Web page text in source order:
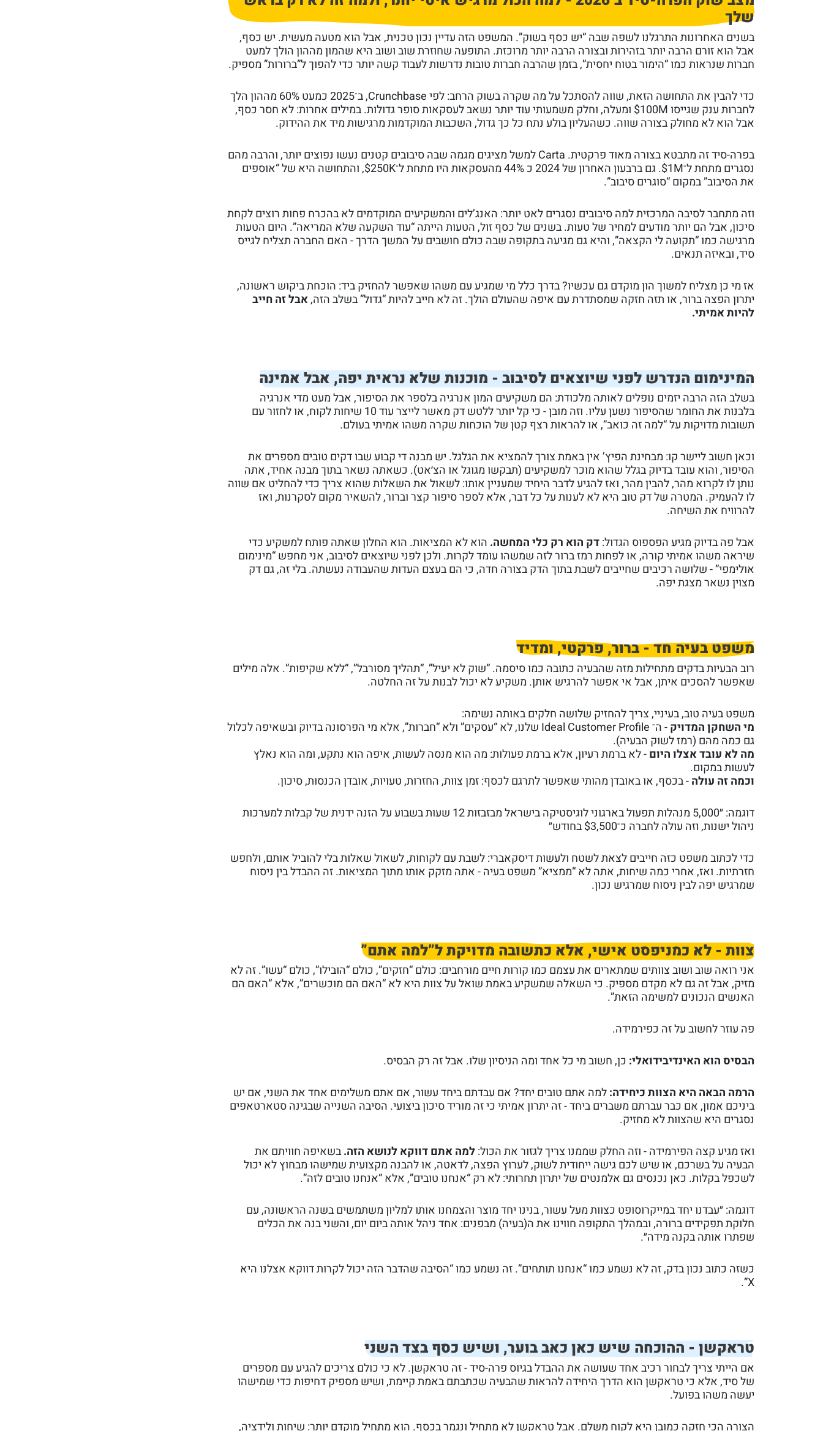
שלך
בשנים האחרונות התרגלנו לשפה שבה “יש כסף בשוק”. המשפט הזה עדיין נכון טכנית, אבל הוא מטעה מעשית. יש כסף,
אבל הוא זורם הרבה יותר בזהירות ובצורה הרבה יותר מרוכזת. התופעה שחוזרת שוב ושוב היא שהמון מההון הולך למעט
חברות שנראות כמו “הימור בטוח יחסית”, בזמן שהרבה חברות טובות נדרשות לעבוד קשה יותר כדי להפוך ל”ברורות” מספיק.
כדי להבין את התחושה הזאת, שווה להסתכל על מה שקרה בשוק הרחב: לפי Crunchbase, ב־2025 כמעט 60% מההון הלך
לחברות ענק שגייסו $100M ומעלה, וחלק משמעותי עוד יותר נשאב לעסקאות סופר גדולות. במילים אחרות: לא חסר כסף,
אבל הוא לא מחולק בצורה שווה. כשהעליון בולע נתח כל כך גדול, השכבות המוקדמות מרגישות מיד את ההידוק.
בפרה-סיד זה מתבטא בצורה מאוד פרקטית. Carta למשל מציגים מגמה שבה סיבובים קטנים נעשו נפוצים יותר, והרבה מהם
נסגרים מתחת ל־$1M. גם ברבעון האחרון של 2024 כ 44% מהעסקאות היו מתחת ל־$250K, והתחושה היא של “אוספים
את הסיבוב” במקום “סוגרים סיבוב”.
וזה מתחבר לסיבה המרכזית למה סיבובים נסגרים לאט יותר: האנג’לים והמשקיעים המוקדמים לא בהכרח פחות רוצים לקחת
סיכון, אבל הם יותר מודעים למחיר של טעות. בשנים של כסף זול, הטעות הייתה “עוד השקעה שלא המריאה”. היום הטעות
מרגישה כמו “תקועה לי הקצאה”, והיא גם מגיעה בתקופה שבה כולם חושבים על המשך הדרך - האם החברה תצליח לגייס
סיד, ובאיזה תנאים.
אז מי כן מצליח למשוך הון מוקדם גם עכשיו? בדרך כלל מי שמגיע עם משהו שאפשר להחזיק ביד: הוכחת ביקוש ראשונה,
יתרון הפצה ברור, או תזה חזקה שמסתדרת עם איפה שהעולם הולך. זה לא חייב להיות “גדול” בשלב הזה,אבל זה חייב
להיות אמיתי.
המינימום הנדרש לפני שיוצאים לסיבוב - מוכנות שלא נראית יפה, אבל אמינה
בשלב הזה הרבה יזמים נופלים לאותה מלכודת: הם משקיעים המון אנרגיה בלספר את הסיפור, אבל מעט מדי אנרגיה
בלבנות את החומר שהסיפור נשען עליו. וזה מובן - כי קל יותר ללטש דק מאשר לייצר עוד 10 שיחות לקוח, או לחזור עם
תשובות מדויקות על “למה זה כואב”, או להראות רצף קטן של הוכחות שקרה משהו אמיתי בעולם.
וכאן חשוב ליישר קו: מבחינת הפיץ’ אין באמת צורך להמציא את הגלגל. יש מבנה די קבוע שבו דקים טובים מספרים את
הסיפור, והוא עובד בדיוק בגלל שהוא מוכר למשקיעים (תבקשו מגוגל או הצ׳אט). כשאתה נשאר בתוך מבנה אחיד, אתה
נותן לו לקרוא מהר, להבין מהר, ואז להגיע לדבר היחיד שמעניין אותו: לשאול את השאלות שהוא צריך כדי להחליט אם שווה
לו להעמיק. המטרה של דק טוב היא לא לענות על כל דבר, אלא לספר סיפור קצר וברור, להשאיר מקום לסקרנות, ואז
להרוויח את השיחה.
אבל פה בדיוק מגיע הפספוס הגדול:דק הוא רק כלי המחשה. הוא לא המציאות. הוא החלון שאתה פותח למשקיע כדי
שיראה משהו אמיתי קורה, או לפחות רמז ברור לזה שמשהו עומד לקרות. ולכן לפני שיוצאים לסיבוב, אני מחפש “מינימום
אולימפי” - שלושה רכיבים שחייבים לשבת בתוך הדק בצורה חדה, כי הם בעצם העדות שהעבודה נעשתה. בלי זה, גם דק
מצוין נשאר מצגת יפה.
משפט בעיה חד - ברור, פרקטי, ומדיד
רוב הבעיות בדקים מתחילות מזה שהבעיה כתובה כמו סיסמה. “שוק לא יעיל”, “תהליך מסורבל”, “ללא שקיפות”. אלה מילים
שאפשר להסכים איתן, אבל אי אפשר להרגיש אותן. משקיע לא יכול לבנות על זה החלטה.
משפט בעיה טוב, בעיניי, צריך להחזיק שלושה חלקים באותה נשימה:
מי השחקן המדויק
- ה־ Ideal Customer Profile שלנו, לא “עסקים” ולא “חברות”, אלא מי הפרסונה בדיוק ובשאיפה לכלול
גם כמה מהם (רמז לשוק הבעיה).
מה לא עובד אצלו היום- לא ברמת רעיון, אלא ברמת פעולות: מה הוא מנסה לעשות, איפה הוא נתקע, ומה הוא נאלץ
לעשות במקום.
וכמה זה עולה- בכסף, או באובדן מהותי שאפשר לתרגם לכסף: זמן צוות, החזרות, טעויות, אובדן הכנסות, סיכון.
דוגמה: ״5,000 מנהלות תפעול בארגוני לוגיסטיקה בישראל מבזבזות 12 שעות בשבוע על הזנה ידנית של קבלות למערכות
ניהול ישנות, וזה עולה לחברה כ־$3,500 בחודש״
כדי לכתוב משפט כזה חייבים לצאת לשטח ולעשות דיסקאברי: לשבת עם לקוחות, לשאול שאלות בלי להוביל אותם, ולחפש
חזרתיות. ואז, אחרי כמה שיחות, אתה לא “ממציא” משפט בעיה - אתה מזקק אותו מתוך המציאות. זה ההבדל בין ניסוח
שמרגיש יפה לבין ניסוח שמרגיש נכון.
צוות - לא כמניפסט אישי, אלא כתשובה מדויקת ל”למה אתם”
אני רואה שוב ושוב צוותים שמתארים את עצמם כמו קורות חיים מורחבים: כולם “חזקים”, כולם “הובילו”, כולם “עשו”. זה לא
מזיק, אבל זה גם לא מקדם מספיק. כי השאלה שמשקיע באמת שואל על צוות היא לא “האם הם מוכשרים”, אלא “האם הם
האנשים הנכונים למשימה הזאת”.
פה עוזר לחשוב על זה כפירמידה.
הבסיס הוא האינדיבידואלי: כן, חשוב מי כל אחד ומה הניסיון שלו. אבל זה רק הבסיס.
הרמה הבאה היא הצוות כיחידה:למה אתם טובים יחד? אם עבדתם ביחד עשור, אם אתם משלימים אחד את השני, אם יש
ביניכם אמון, אם כבר עברתם משברים ביחד - זה יתרון אמיתי כי זה מוריד סיכון ביצועי. הסיבה השנייה שבגינה סטארטאפים
נסגרים היא שהצוות לא מחזיק.
ואז מגיע קצה הפירמידה - וזה החלק שממנו צריך לגזור את הכול:למה אתם דווקא לנושא הזה.בשאיפה חוויתם את
הבעיה על בשרכם, או שיש לכם גישה ייחודית לשוק, לערוץ הפצה, לדאטה, או להבנה מקצועית שמישהו מבחוץ לא יכול
לשכפל בקלות. כאן נכנסים גם אלמנטים של יתרון תחרותי: לא רק “אנחנו טובים”, אלא “אנחנו טובים לזה”.
דוגמה: ״עבדנו יחד במייקרוסופט כצוות מעל עשור, בנינו יחד מוצר והצמחנו אותו למליון משתמשים בשנה הראשונה, עם
חלוקת תפקידים ברורה, ובמהלך התקופה חווינו את ה(בעיה) מבפנים: אחד ניהל אותה ביום יום, והשני בנה את הכלים
שפתרו אותה בקנה מידה״.
כשזה כתוב נכון בדק, זה לא נשמע כמו “אנחנו תותחים”. זה נשמע כמו “הסיבה שהדבר הזה יכול לקרות דווקא אצלנו היא
X”.
טראקשן - ההוכחה שיש כאן כאב בוער, ושיש כסף בצד השני
אם הייתי צריך לבחור רכיב אחד שעושה את ההבדל בגיוס פרה-סיד - זה טראקשן. לא כי כולם צריכים להגיע עם מספרים
של סיד, אלא כי טראקשן הוא הדרך היחידה להראות שהבעיה שכתבתם באמת קיימת, ושיש מספיק דחיפות כדי שמישהו
יעשה משהו בפועל.
הצורה הכי חזקה כמובן היא לקוח משלם. אבל טראקשן לא מתחיל ונגמר בכסף. הוא מתחיל מוקדם יותר: שיחות ולידציה,